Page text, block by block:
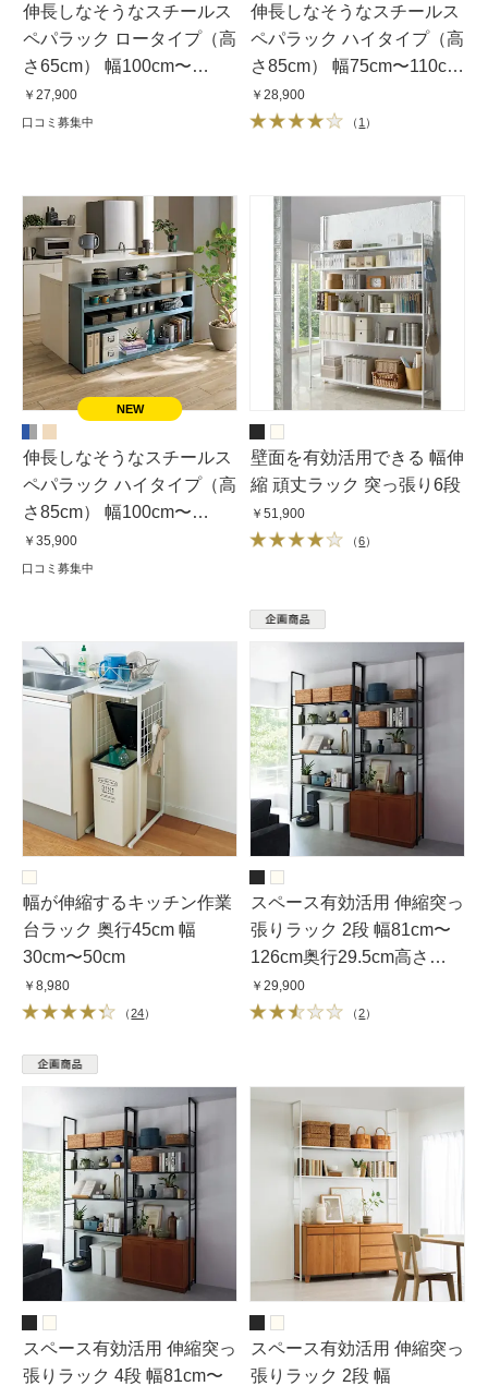
伸長しなそうなスチールス
ペパラック ロータイプ（高
さ65cm） 幅100cm〜
150cm奥行31cm
￥27,900
口コミ募集中
伸長しなそうなスチールス
ペパラック ハイタイプ（高
さ85cm） 幅75cm〜110cm
奥行31cm
￥28,900
（ 1 ）
伸長しなそうなスチールス
ペパラック ハイタイプ（高
さ85cm） 幅100cm〜
150cm奥行31cm
￥35,900
口コミ募集中
壁面を有効活用できる 幅伸
縮 頑丈ラック 突っ張り6段
￥51,900
（6）
幅が伸縮するキッチン作業
台ラック 奥行45cm 幅
30cm〜50cm
￥8,980
（24）
スペース有効活用 伸縮突っ
張りラック 2段 幅81cm〜
126cm奥行29.5cm高さ
220cm〜260cm
￥29,900
（2）
スペース有効活用 伸縮突っ
張りラック 4段 幅81cm〜
スペース有効活用 伸縮突っ
張りラック 2段 幅